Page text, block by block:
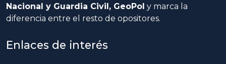
Nacional y Guardia Civil, GeoPol y marca la
diferencia entre el resto de opositores.
Enlaces de interés